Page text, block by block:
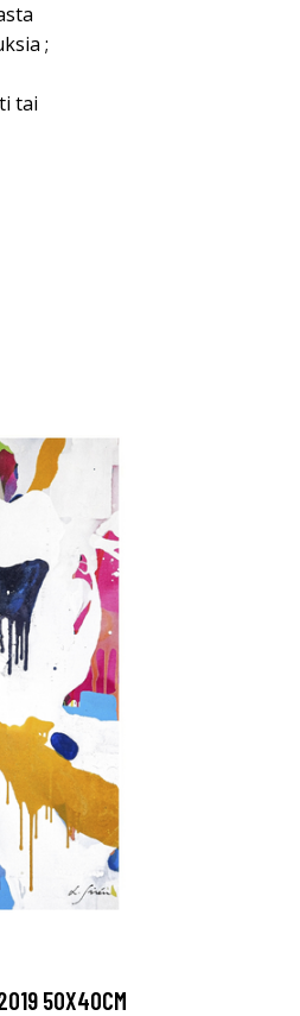
;
tai
50X40CM